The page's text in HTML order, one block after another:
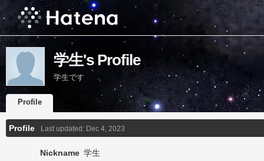
学生's Profile
学生です
Profile
Profile Last updated: Dec 4, 2023
Nickname 学生